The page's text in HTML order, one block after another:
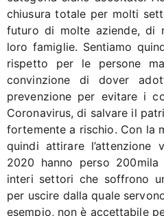
chiusura totale per molti
futuro di molte aziende, di
loro famiglie. Sentiamo
rispetto per le persone
convinzione di dover
prevenzione per evitare i
Coronavirus, di salvare il
fortemente a rischio. Con la
quindi attirare l’attenzione
2020 hanno perso
interi settori che soffrono
per uscire dalla quale
esempio, non è accettabile